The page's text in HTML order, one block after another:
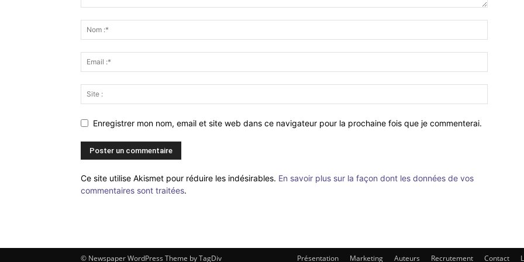
Enregistrer mon nom, email et site web dans ce navigateur pour la prochaine fois que je commenterai.
Ce site utilise Akismet pour réduire les indésirables. En savoir plus sur la façon dont les données de vos
commentaires sont traitées.
Présentation Marketing Auteurs Recrutement Contact
© Newspaper WordPress Theme by TagDiv